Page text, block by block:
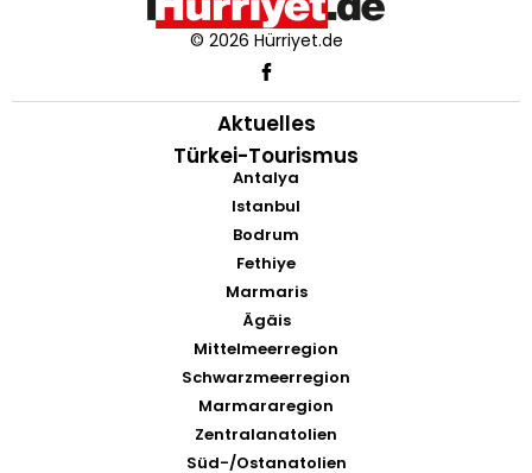
© 2026 Hürriyet.de
Aktuelles
Türkei-Tourismus
Antalya
Istanbul
Bodrum
Fethiye
Marmaris
Ägäis
Mittelmeerregion
Schwarzmeerregion
Marmararegion
Zentralanatolien
Süd-/Ostanatolien